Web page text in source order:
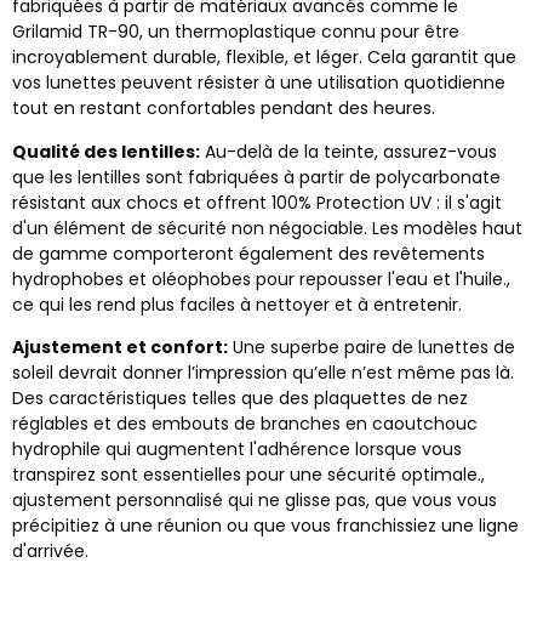
fabriquées à partir de matériaux avancés comme le
Grilamid TR-90, un thermoplastique connu pour être
incroyablement durable, flexible, et léger. Cela garantit que
vos lunettes peuvent résister à une utilisation quotidienne
tout en restant confortables pendant des heures.
Qualité des lentilles: Au-delà de la teinte, assurez-vous
que les lentilles sont fabriquées à partir de polycarbonate
résistant aux chocs et offrent 100% Protection UV : il s'agit
d'un élément de sécurité non négociable. Les modèles haut
de gamme comporteront également des revêtements
hydrophobes et oléophobes pour repousser l'eau et l'huile.,
ce qui les rend plus faciles à nettoyer et à entretenir.
Ajustement et confort: Une superbe paire de lunettes de
soleil devrait donner l’impression qu’elle n’est même pas là.
Des caractéristiques telles que des plaquettes de nez
réglables et des embouts de branches en caoutchouc
hydrophile qui augmentent l'adhérence lorsque vous
transpirez sont essentielles pour une sécurité optimale.,
ajustement personnalisé qui ne glisse pas, que vous vous
précipitiez à une réunion ou que vous franchissiez une ligne
d'arrivée.